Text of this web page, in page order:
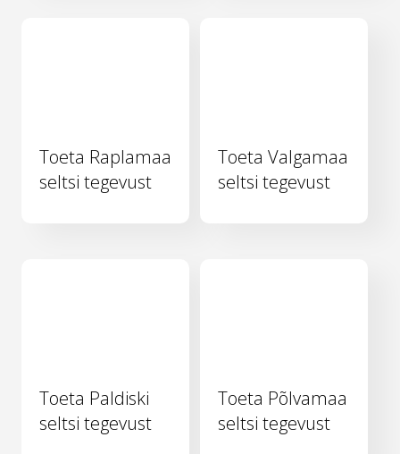
Toeta Raplamaa
seltsi tegevust
Toeta Valgamaa
seltsi tegevust
Toeta Paldiski
seltsi tegevust
Toeta Põlvamaa
seltsi tegevust